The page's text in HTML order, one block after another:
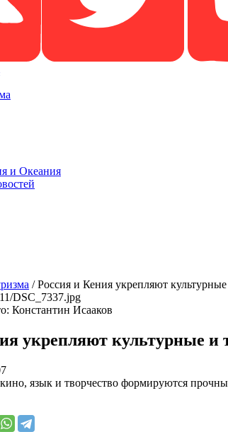
и Океания
/Россия и Кения укрепляют культурные
Константин Исааков
укрепляют культурные и
кино, язык и творчество формируются